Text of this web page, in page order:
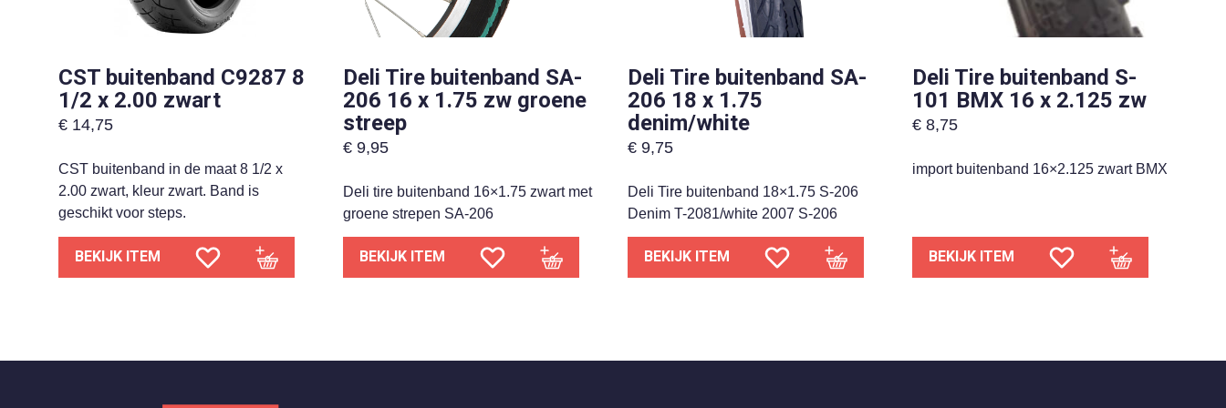
CST buitenband C9287 8
1/2 x 2.00 zwart
€ 14,75
CST buitenband in de maat 8 1/2 x
2.00 zwart, kleur zwart. Band is
geschikt voor steps.
BEKIJK ITEM
Deli Tire buitenband SA-
206 16 x 1.75 zw groene
streep
€ 9,95
Deli tire buitenband 16×1.75 zwart met
groene strepen SA-206
BEKIJK ITEM
Deli Tire buitenband SA-
206 18 x 1.75
denim/white
€ 9,75
Deli Tire buitenband 18×1.75 S-206
Denim T-2081/white 2007 S-206
BEKIJK ITEM
Deli Tire buitenband S-
101 BMX 16 x 2.125 zw
€ 8,75
import buitenband 16×2.125 zwart BMX
BEKIJK ITEM